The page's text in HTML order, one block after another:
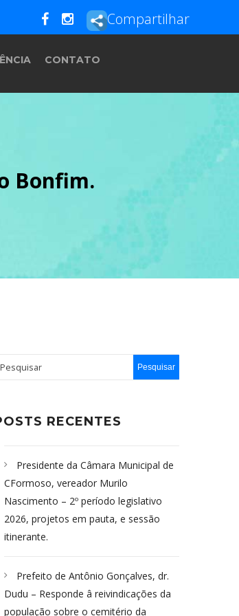
Compartilhar
CONTATO
Bonfim.
RECENTES
Presidente da Câmara Municipal de
CFormoso, vereador Murilo
Nascimento – 2º período legislativo
2026, projetos em pauta, e sessão
itinerante.
Prefeito de Antônio Gonçalves, dr.
Dudu – Responde â reivindicações da
população sobre o cemitério da